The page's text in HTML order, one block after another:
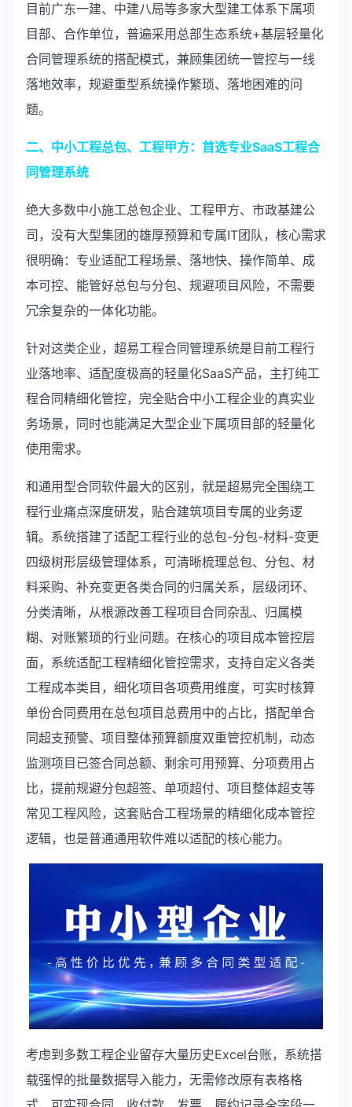
目前广东一建、中建八局等多家大型建工体系下属项
目部、合作单位，普遍采用总部生态系统+基层轻量化
合同管理系统的搭配模式，兼顾集团统一管控与一线
落地效率，规避重型系统操作繁琐、落地困难的问
题。
二、中小工程总包、工程甲方：首选专业SaaS工程合
同管理系统
绝大多数中小施工总包企业、工程甲方、市政基建公
司，没有大型集团的雄厚预算和专属IT团队，核心需求
很明确：专业适配工程场景、落地快、操作简单、成
本可控、能管好总包与分包、规避项目风险，不需要
冗余复杂的一体化功能。
针对这类企业，超易工程合同管理系统是目前工程行
业落地率、适配度极高的轻量化SaaS产品，主打纯工
程合同精细化管控，完全贴合中小工程企业的真实业
务场景，同时也能满足大型企业下属项目部的轻量化
使用需求。
和通用型合同软件最大的区别，就是超易完全围绕工
程行业痛点深度研发，贴合建筑项目专属的业务逻
辑。系统搭建了适配工程行业的总包-分包-材料-变更
四级树形层级管理体系，可清晰梳理总包、分包、材
料采购、补充变更各类合同的归属关系，层级闭环、
分类清晰，从根源改善工程项目合同杂乱、归属模
糊、对账繁琐的行业问题。在核心的项目成本管控层
面，系统适配工程精细化管控需求，支持自定义各类
工程成本类目，细化项目各项费用维度，可实时核算
单份合同费用在总包项目总费用中的占比，搭配单合
同超支预警、项目整体预算额度双重管控机制，动态
监测项目已签合同总额、剩余可用预算、分项费用占
比，提前规避分包超签、单项超付、项目整体超支等
常见工程风险，这套贴合工程场景的精细化成本管控
逻辑，也是普通通用软件难以适配的核心能力。
考虑到多数工程企业留存大量历史Excel台账，系统搭
载强悍的批量数据导入能力，无需修改原有表格格